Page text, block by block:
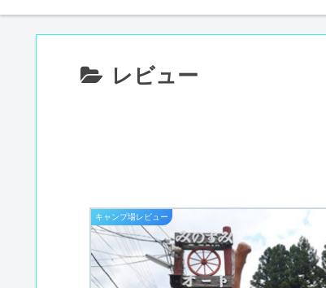
レビュー
キャンプ場レビュー